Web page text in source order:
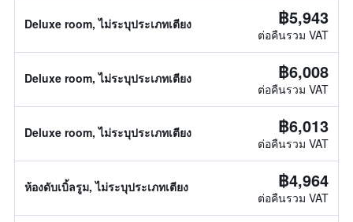
Deluxe room, ไม่ระบุประเภทเตียง ฿5,943
ต่อคืนรวม VAT
Deluxe room, ไม่ระบุประเภทเตียง ฿6,008
ต่อคืนรวม VAT
Deluxe room, ไม่ระบุประเภทเตียง ฿6,013
ต่อคืนรวม VAT
ห้องดับเบิ้ลรูม, ไม่ระบุประเภทเตียง ฿4,964
ต่อคืนรวม VAT